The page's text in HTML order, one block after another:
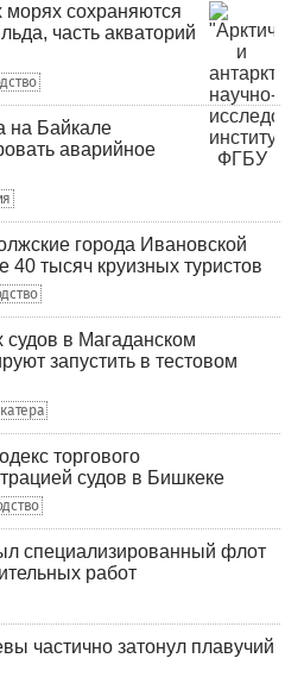
сохраняются
часть акваторий
на Байкале
аварийное
города Ивановской
40 тысяч круизных туристов
в Магаданском
запустить в тестовом
торгового
судов в Бишкеке
специализированный флот
работ
частично затонул плавучий